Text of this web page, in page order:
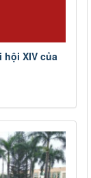
XIV của